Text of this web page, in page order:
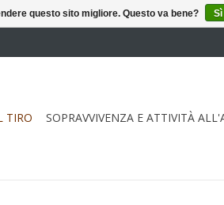
TIRO SOPRAVVIVENZA E ATTIVITÀ
questo sito migliore. Questo va bene? Sì